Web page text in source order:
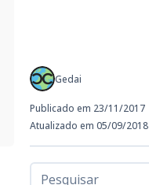
Gedai
Publicado em 23/11/2017
Atualizado em 05/09/2018